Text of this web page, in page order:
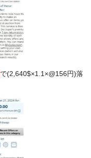
で(2,640$×1.1×@156円)落